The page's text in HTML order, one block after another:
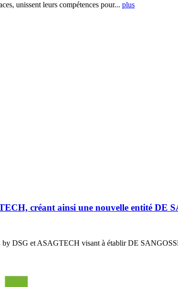
unissent leurs compétences pour... plus
créant ainsi une nouvelle entité DE
DSG et ASAGTECH visant à établir DE